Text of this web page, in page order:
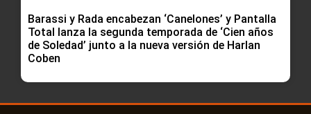
Barassi y Rada encabezan ‘Canelones’ y Pantalla
Total lanza la segunda temporada de ‘Cien años
de Soledad’ junto a la nueva versión de Harlan
Coben